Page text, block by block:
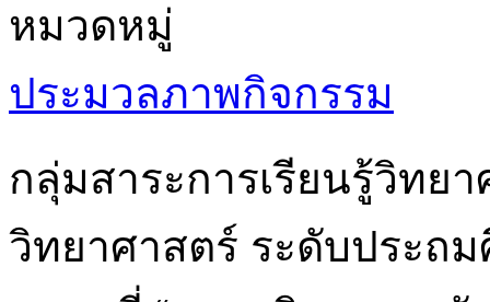
หมวดหมู่
ประมวลภาพกิจกรรม
กลุ่มสาระการเรียนรู้วิทย
วิทยาศาสตร์ ระดับประถ